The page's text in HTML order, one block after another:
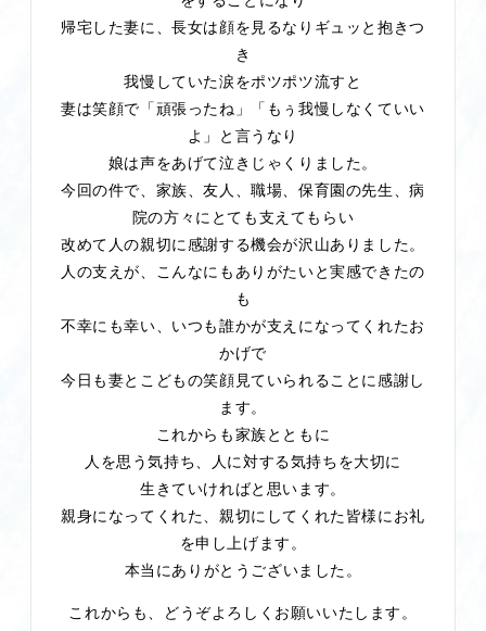
帰宅した妻に、長女は顔を見るなりギュッと抱きつ
き
我慢していた涙をポツポツ流すと
妻は笑顔で「頑張ったね」「もぅ我慢しなくていい
よ」と言うなり
娘は声をあげて泣きじゃくりました。
今回の件で、家族、友人、職場、保育園の先生、病
院の方々にとても支えてもらい
改めて人の親切に感謝する機会が沢山ありました。
人の支えが、こんなにもありがたいと実感できたの
も
不幸にも幸い、いつも誰かが支えになってくれたお
かげで
今日も妻とこどもの笑顔見ていられることに感謝し
ます。
これからも家族とともに
人を思う気持ち、人に対する気持ちを大切に
生きていければと思います。
親身になってくれた、親切にしてくれた皆様にお礼
を申し上げます。
本当にありがとうございました。
これからも、どうぞよろしくお願いいたします。